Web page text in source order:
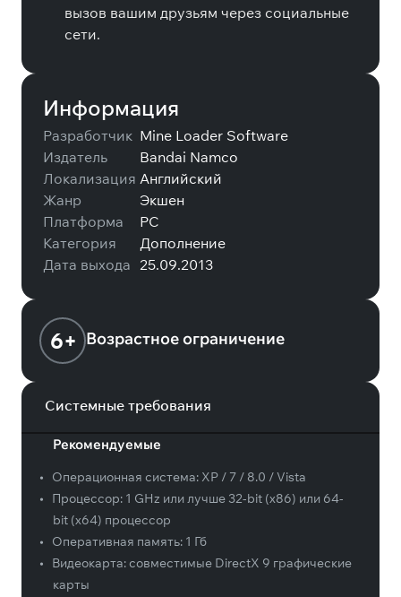
вызов вашим друзьям через социальные
сети.
Информация
Разработчик Mine Loader Software
Издатель
Bandai Namco
Локализация Английский
Жанр
Экшен
Платформа
PC
Категория
Дополнение
Дата выхода 25.09.2013
6+ Возрастное ограничение
Системные требования
Рекомендуемые
• Операционная система: XP / 7 / 8.0 / Vista
•
Процессор: 1 GHz или лучше 32-bit (x86) или 64-
bit (x64) процессор
•
Оперативная память: 1 Гб
•
Видеокарта:совместимые DirectX 9 графические
карты